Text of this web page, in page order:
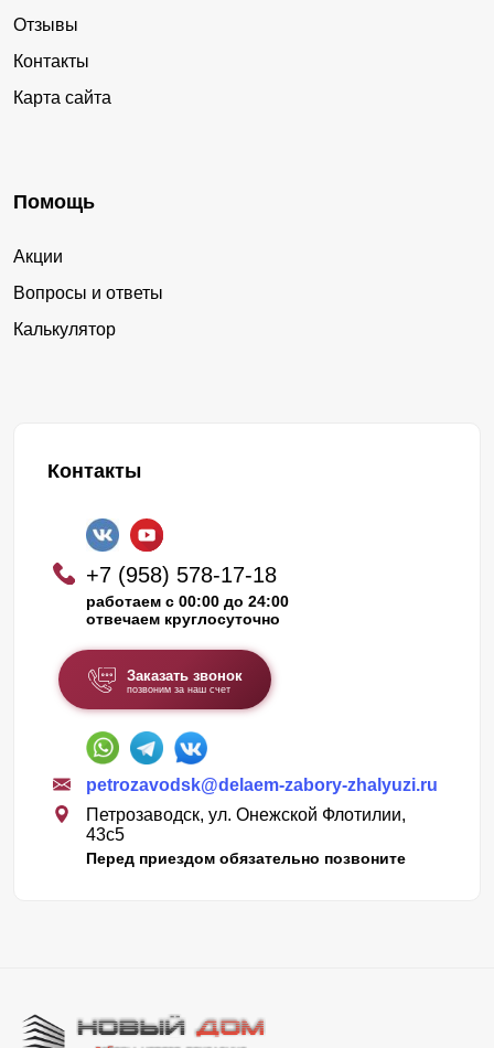
Отзывы
Контакты
Карта сайта
Помощь
Акции
Вопросы и ответы
Калькулятор
Контакты
+7 (958) 578-17-18
работаем с 00:00 до 24:00
отвечаем круглосуточно
Заказать звонок
позвоним за наш счет
petrozavodsk@delaem-zabory-zhalyuzi.ru
Петрозаводск, ул. Онежской Флотилии,
43c5
Перед приездом обязательно позвоните